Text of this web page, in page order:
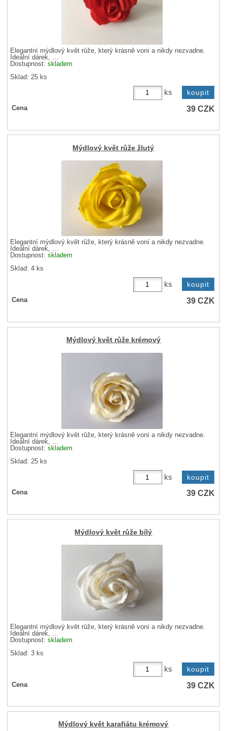
Elegantní mýdlový květ růže, který krásně voní a nikdy nezvadne.
Ideální dárek, ...
Dostupnost:skladem
Sklad: 25 ks
ks
Cena 39CZK
Mýdlový květ růže žlutý
Elegantní mýdlový květ růže, který krásně voní a nikdy nezvadne.
Ideální dárek, ...
Dostupnost:skladem
Sklad: 4 ks
ks
Cena 39CZK
Mýdlový květ růže krémový
Elegantní mýdlový květ růže, který krásně voní a nikdy nezvadne.
Ideální dárek, ...
Dostupnost:skladem
Sklad: 25 ks
ks
Cena 39CZK
Mýdlový květ růže bílý
Elegantní mýdlový květ růže, který krásně voní a nikdy nezvadne.
Ideální dárek, ...
Dostupnost:skladem
Sklad: 3 ks
ks
Cena 39CZK
Mýdlový květ karafiátu krémový